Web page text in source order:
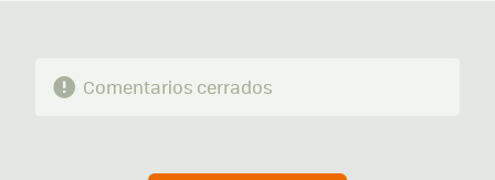
Comentarios cerrados